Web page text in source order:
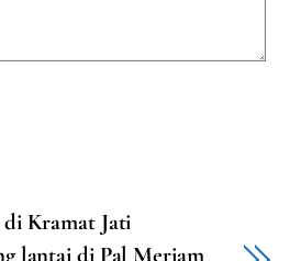
di Kramat Jati
lantai di Pal Meriam